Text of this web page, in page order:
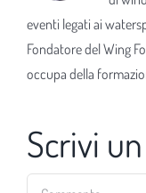
eventi legati ai
Fondatore del Wing
occupa della
Scrivi
Commento